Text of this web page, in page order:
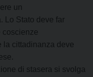
un
Lo Stato deve far
coscienze
la cittadinanza deve
di stasera si svolga